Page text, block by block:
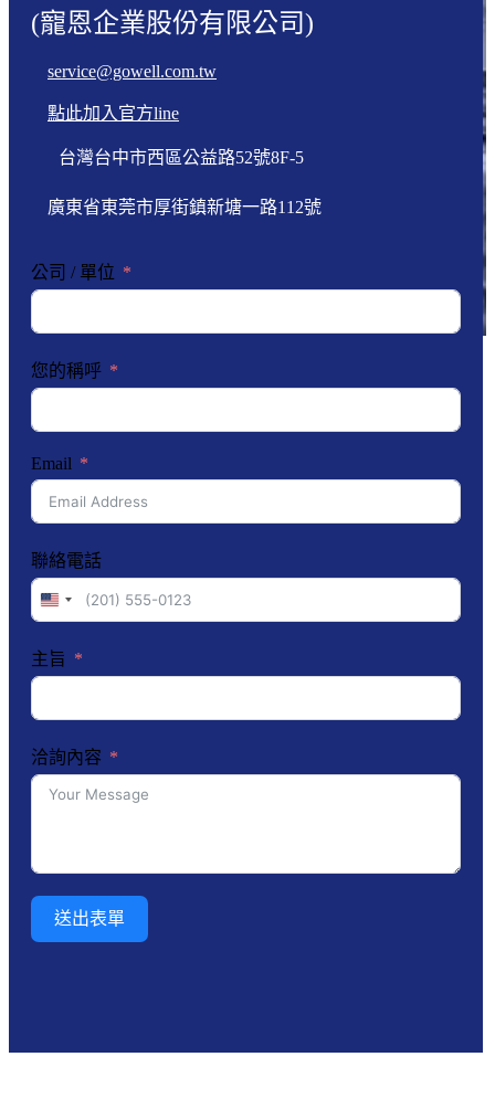
(寵恩企業股份有限公司)
service@gowell.com.tw
點此加入官方line
台灣台中市西區公益路52號8F-5
廣東省東莞市厚街鎮新塘一路112號
公司 / 單位
您的稱呼
Email
聯絡電話
United
States
主旨
洽詢內容
送出表單